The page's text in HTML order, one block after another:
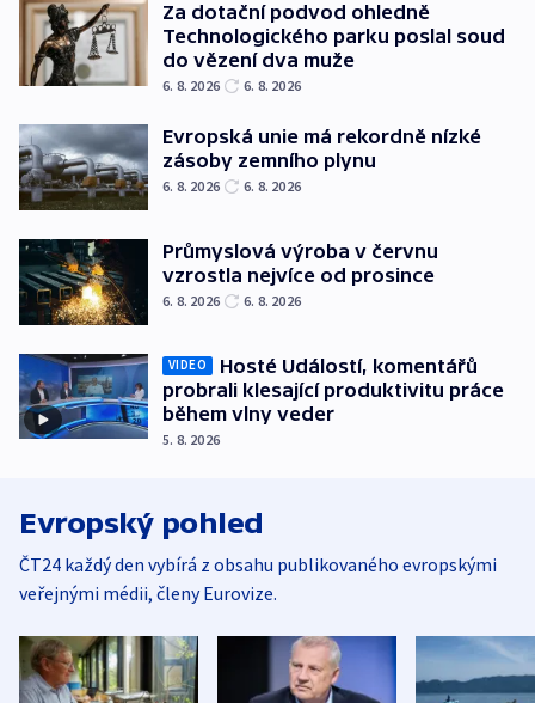
Za dotační podvod ohledně
Technologického parku poslal soud
do vězení dva muže
6. 8. 2026 6. 8. 2026
Evropská unie má rekordně nízké
zásoby zemního plynu
6. 8. 2026 6. 8. 2026
Průmyslová výroba v červnu
vzrostla nejvíce od prosince
6. 8. 2026 6. 8. 2026
VIDEO
Hosté Událostí, komentářů
probrali klesající produktivitu práce
během vlny veder
5. 8. 2026
Evropský pohled
ČT24 každý den vybírá z obsahu publikovaného evropskými
veřejnými médii, členy Eurovize.